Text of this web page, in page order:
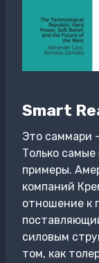
Smart
Это саммари
Только
примеры.
компаний
отношение к
силовым
том, как